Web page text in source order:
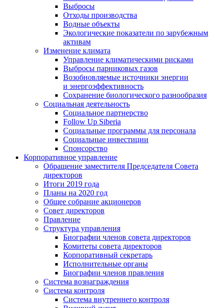
Выбросы
Отходы производства
Водные объекты
Экологические показатели по зарубежным
активам
Изменение климата
Управление климатическими рисками
Выбросы парниковых газов
Возобновляемые источники энергии
и энергоэффективность
Сохранение биологического разнообразия
Социальная деятельность
Социальное партнерство
Follow Up Siberia
Социальные программы для персонала
Социальные инвестиции
Спонсорство
Корпоративное управление
Обращение заместителя Председателя Совета
директоров
Итоги 2019 года
Планы на 2020 год
Общее собрание акционеров
Совет директоров
Правление
Структура управления
Биографии членов совета директоров
Комитеты совета директоров
Корпоративный секретарь
Исполнительные органы
Биографии членов правления
Система вознаграждения
Система контроля
Система внутреннего контроля